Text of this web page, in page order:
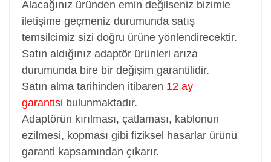
Alacağınız üründen emin değilseniz bizimle
iletişime geçmeniz durumunda satış
temsilcimiz sizi doğru ürüne yönlendirecektir.
Satın aldığınız adaptör ürünleri arıza
durumunda bire bir değişim garantilidir.
Satın alma tarihinden itibaren 12 ay
garantisi bulunmaktadır.
Adaptörün kırılması, çatlaması, kablonun
ezilmesi, kopması gibi fiziksel hasarlar ürünü
garanti kapsamından çıkarır.